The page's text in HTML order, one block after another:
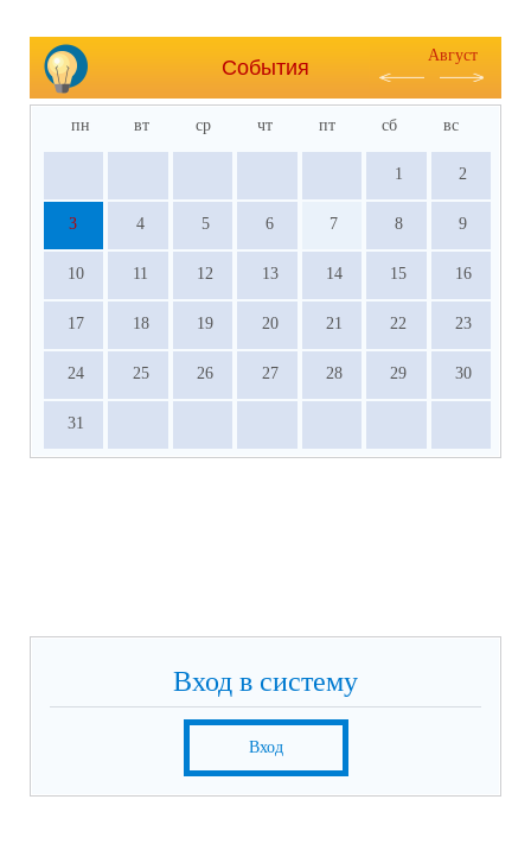
События
Август
пн вт ср чт пт сб вс
1 2
3 4 5 6 7 8 9
10 11 12 13 14 15 16
17 18 19 20 21 22 23
24 25 26 27 28 29 30
31
Вход в систему
Вход